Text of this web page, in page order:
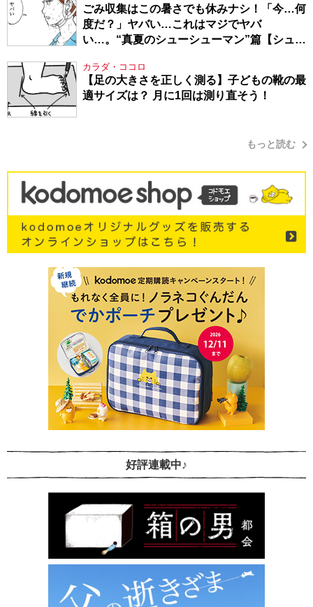
ごみ収集はこの暑さでも休みナシ！「今…何
度だ？」ヤバい…これはマジでヤバ
い…。“真夏のシューシューマン”篇【シュー
カラダ・ココロ
【足の大きさを正しく測る】子どもの靴の最
適サイズは？ 月に1回は測り直そう！
もっと読む
好評連載中♪